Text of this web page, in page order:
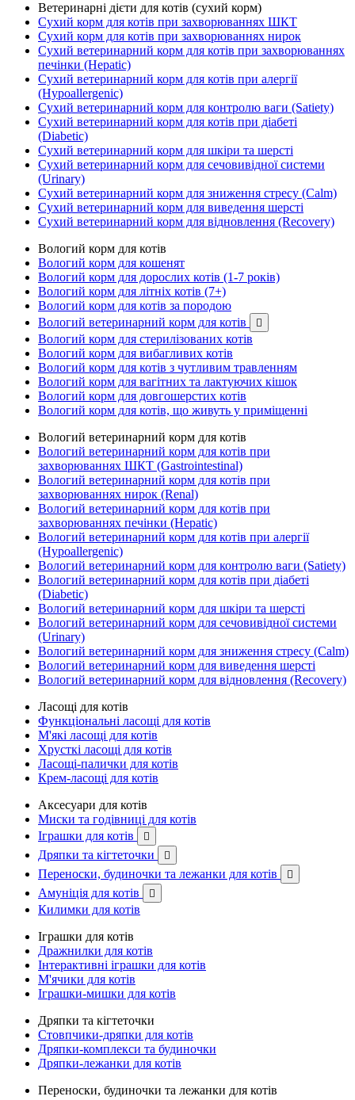
Ветеринарні дієти для котів (сухий корм)
Сухий корм для котів при захворюваннях ШКТ
Сухий корм для котів при захворюваннях нирок
Сухий ветеринарний корм для котів при захворюваннях
печінки (Hepatic)
Сухий ветеринарний корм для котів при алергії
(Hypoallergenic)
Сухий ветеринарний корм для контролю ваги (Satiety)
Сухий ветеринарний корм для котів при діабеті
(Diabetic)
Сухий ветеринарний корм для шкіри та шерсті
Сухий ветеринарний корм для сечовивідної системи
(Urinary)
Сухий ветеринарний корм для зниження стресу (Calm)
Сухий ветеринарний корм для виведення шерсті
Сухий ветеринарний корм для відновлення (Recovery)
Вологий корм для котів
Вологий корм для кошенят
Вологий корм для дорослих котів (1-7 років)
Вологий корм для літніх котів (7+)
Вологий корм для котів за породою
Вологий ветеринарний корм для котів

Вологий корм для стерилізованих котів
Вологий корм для вибагливих котів
Вологий корм для котів з чутливим травленням
Вологий корм для вагітних та лактуючих кішок
Вологий корм для довгошерстих котів
Вологий корм для котів, що живуть у приміщенні
Вологий ветеринарний корм для котів
Вологий ветеринарний корм для котів при
захворюваннях ШКТ (Gastrointestinal)
Вологий ветеринарний корм для котів при
захворюваннях нирок (Renal)
Вологий ветеринарний корм для котів при
захворюваннях печінки (Hepatic)
Вологий ветеринарний корм для котів при алергії
(Hypoallergenic)
Вологий ветеринарний корм для контролю ваги (Satiety)
Вологий ветеринарний корм для котів при діабеті
(Diabetic)
Вологий ветеринарний корм для шкіри та шерсті
Вологий ветеринарний корм для сечовивідної системи
(Urinary)
Вологий ветеринарний корм для зниження стресу (Calm)
Вологий ветеринарний корм для виведення шерсті
Вологий ветеринарний корм для відновлення (Recovery)
Ласощі для котів
Функціональні ласощі для котів
М'які ласощі для котів
Хрусткі ласощі для котів
Ласощі-палички для котів
Крем-ласощі для котів
Аксесуари для котів
Миски та годівниці для котів
Іграшки для котів

Дряпки та кігтеточки 
Переноски, будиночки та лежанки для котів 
Амуніція для котів 
Килимки для котів
Іграшки для котів
Дражнилки для котів
Інтерактивні іграшки для котів
М'ячики для котів
Іграшки-мишки для котів
Дряпки та кігтеточки
Стовпчики-дряпки для котів
Дряпки-комплекси та будиночки
Дряпки-лежанки для котів
Переноски, будиночки та лежанки для котів